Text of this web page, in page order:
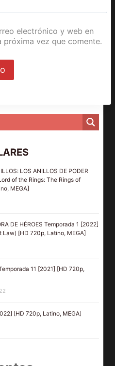
electrónico y web en
próxima vez que comente.
LOS ANILLOS DE PODER
of the Rings: The Rings of
MEGA]
DE HÉROES Temporada 1 [2022]
[HD 720p, Latino, MEGA]
11 [2021] [HD 720p,
[HD 720p, Latino, MEGA]